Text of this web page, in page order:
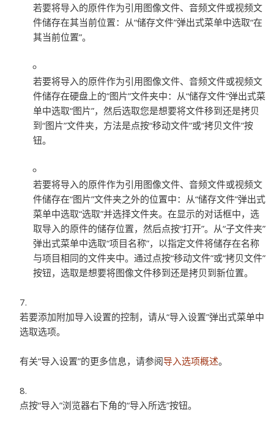
若要将导入的原件作为引用图像文件、音频文件或视频文
件储存在其当前位置： 从“储存文件”弹出式菜单中选取“在
其当前位置”。
若要将导入的原件作为引用图像文件、音频文件或视频文
件储存在硬盘上的“图片”文件夹中： 从“储存文件”弹出式菜
单中选取“图片”，然后选取您是想要将文件移到还是拷贝
到“图片”文件夹，方法是点按“移动文件”或“拷贝文件”按
钮。
若要将导入的原件作为引用图像文件、音频文件或视频文
件储存在“图片”文件夹之外的位置中： 从“储存文件”弹出式
菜单中选取“选取”并选择文件夹。在显示的对话框中，选
取导入的原件的储存位置，然后点按“打开”。从“子文件夹”
弹出式菜单中选取“项目名称”，以指定文件将储存在名称
与项目相同的文件夹中。通过点按“移动文件”或“拷贝文件”
按钮，选取是想要将图像文件移到还是拷贝到新位置。
若要添加附加导入设置的控制，请从“导入设置”弹出式菜单中
选取选项。
有关“导入设置”的更多信息，请参阅导入选项概述。
点按“导入”浏览器右下角的“导入所选”按钮。